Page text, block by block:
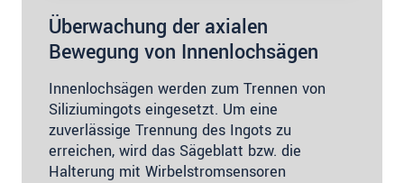
Überwachung der axialen
Bewegung von Innenlochsägen
Innenlochsägen werden zum Trennen von
Siliziumingots eingesetzt. Um eine
zuverlässige Trennung des Ingots zu
erreichen, wird das Sägeblatt bzw. die
Halterung mit Wirbelstromsensoren